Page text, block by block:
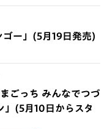
ゴー」(5月19日発売)
ごっち みんなでつづ
」(5月10日からスタ